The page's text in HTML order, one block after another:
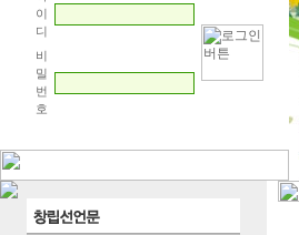
이
디
비
밀
번
호